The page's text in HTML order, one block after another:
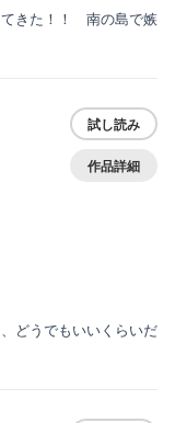
てきた！！ 南の島で嫉
試し読み
作品詳細
どうでもいいくらいだ